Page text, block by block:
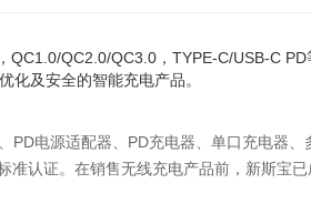
QC1.0/QC2.0/QC3.0，TYPE-C/USB-C
化及安全的智能充电产品。
PD电源适配器、PD充电器、单口充电器
准认证。在销售无线充电产品前，新斯宝已